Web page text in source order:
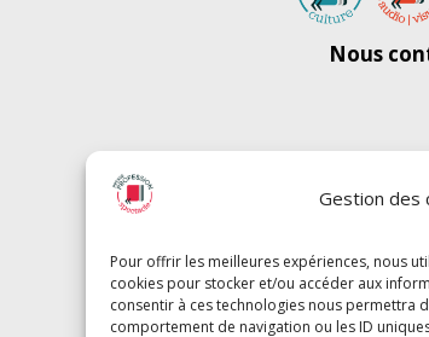
Gestion des
Pour offrir les meilleures expériences, nous
cookies pour stocker et/ou accéder aux
consentir à ces technologies nous permettra
comportement de navigation ou les ID
Nous